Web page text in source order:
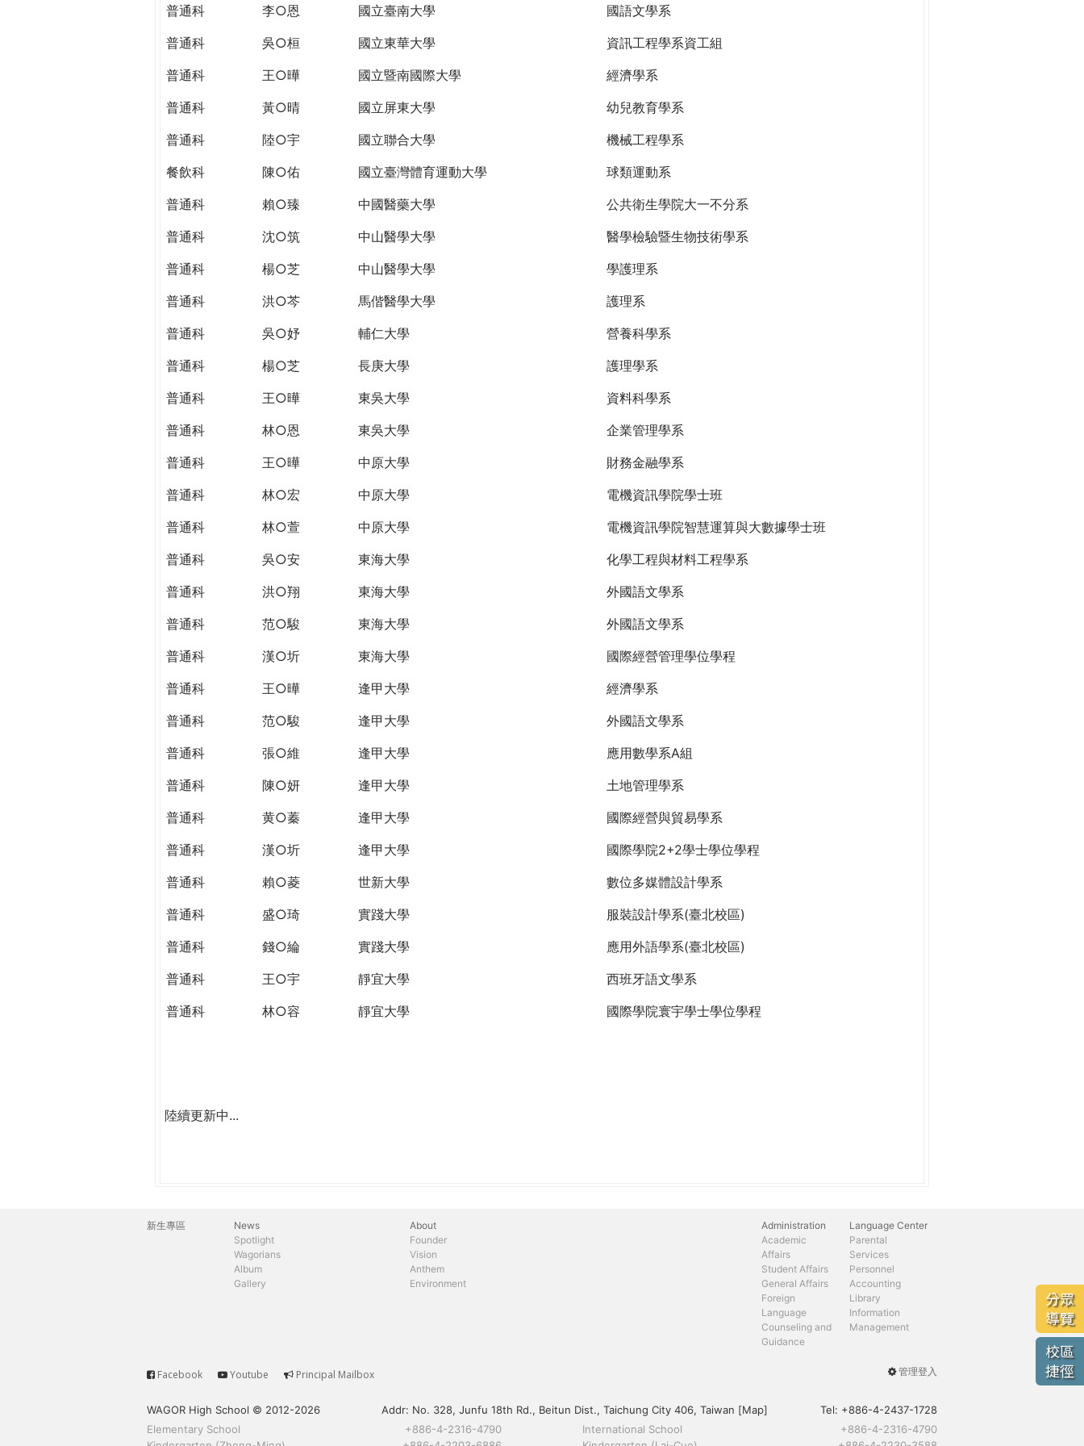
普通科 李○恩 國立臺南大學
國語文學系
普通科
吳○桓 國立東華大學
資訊工程學系資工組
普通科
王○曄 國立暨南國際大學
經濟學系
普通科
黃○晴 國立屏東大學
幼兒教育學系
普通科
陸○宇 國立聯合大學
機械工程學系
餐飲科
陳○佑 國立臺灣體育運動大學
球類運動系
普通科
賴○臻 中國醫藥大學
公共衛生學院大一不分系
普通科
沈○筑 中山醫學大學
醫學檢驗暨生物技術學系
普通科
楊○芝 中山醫學大學
學護理系
普通科
洪○芩 馬偕醫學大學
護理系
普通科
吳○妤 輔仁大學
營養科學系
普通科
楊○芝 長庚大學
護理學系
普通科
王○曄 東吳大學
資料科學系
普通科
林○恩 東吳大學
企業管理學系
普通科
王○曄 中原大學
財務金融學系
普通科
林○宏 中原大學
電機資訊學院學士班
普通科
林○萱 中原大學
電機資訊學院智慧運算與大數據學士班
普通科
吳○安 東海大學
化學工程與材料工程學系
普通科
洪○翔 東海大學
外國語文學系
普通科
范○駿 東海大學
外國語文學系
普通科
漢○圻 東海大學
國際經營管理學位學程
普通科
王○曄 逢甲大學
經濟學系
普通科
范○駿 逢甲大學
外國語文學系
普通科
張○維 逢甲大學
應用數學系A組
普通科
陳○妍 逢甲大學
土地管理學系
普通科
黄○蓁 逢甲大學
國際經營與貿易學系
普通科
漢○圻 逢甲大學
國際學院2+2學士學位學程
普通科
賴○菱 世新大學
數位多媒體設計學系
普通科
盛○琦 實踐大學
服裝設計學系(臺北校區)
普通科
錢○綸 實踐大學
應用外語學系(臺北校區)
普通科
王○宇 靜宜大學
西班牙語文學系
普通科
林○容 靜宜大學 國際學院寰宇學士學位學程
陸續更新中...
分眾
導覽
校區
捷徑
主
新生專區
News
Spotlight
Wagorians
Album
Gallery
About
Founder
Vision
Anthem
Environment
Administration
Academic
Affairs
Student Affairs
General Affairs
Foreign
Language
Counseling and
Guidance
Parental
Services
Personnel
Accounting
Library
Information
Management
Language Center
User
menu
管理登入
Service
Facebook Youtube Principal Mailbox
WAGOR High School © 2012-2026 Addr: No. 328, Junfu 18th Rd., Beitun Dist., Taichung City 406, Taiwan [Map] Tel: +886-4-2437-1728
Elementary School
+886-4-2316-4790 International School
+886-4-2316-4790